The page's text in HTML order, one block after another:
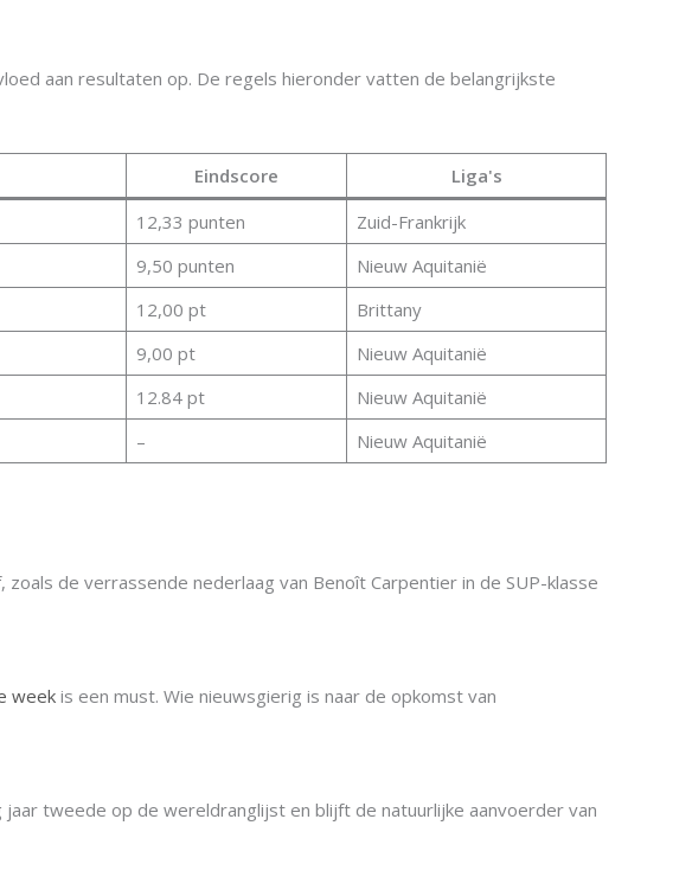
aan resultaten op. De regels hieronder vatten de belangrijkste
Eindscore
Liga's
12,33 punten
Zuid-Frankrijk
9,50 punten
Nieuw Aquitanië
12,00 pt
Brittany
9,00 pt
Nieuw Aquitanië
12.84 pt
Nieuw Aquitanië
–
Nieuw Aquitanië
de verrassende nederlaag van Benoît Carpentier in de SUP-klasse
weekis een must. Wie nieuwsgierig is naar de opkomst van
tweede op de wereldranglijst en blijft de natuurlijke aanvoerder van